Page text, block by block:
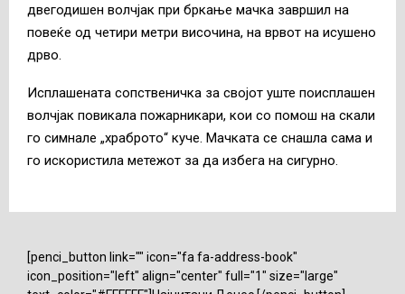
двегодишен волчјак при бркање мачка завршил на
повеќе од четири метри височина, на врвот на исушено
дрво.
Исплашената сопственичка за својот уште поисплашен
волчјак повикала пожарникари, кои со помош на скали
го симнале „храброто“ куче. Мачката се снашла сама и
го искористила метежот за да избега на сигурно.
[penci_button link="" icon="fa fa-address-book"
icon_position="left" align="center" full="1" size="large"